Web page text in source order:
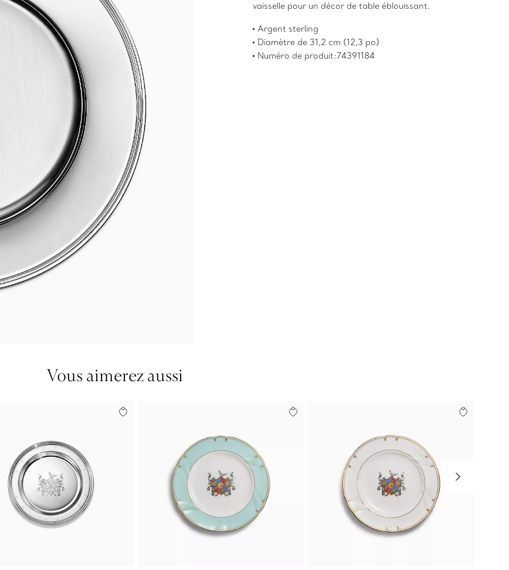
vaisselle pour un décor de table éblouissant.
Argent sterling
Diamètre de 31,2 cm (12,3 po)
Numéro de produit:74391184
Vous aimerez aussi